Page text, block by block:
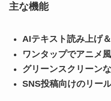
主な機能
AIテキスト読み上げ
ワンタップでアニメ
グリーンスクリーン
SNS投稿向けのリー